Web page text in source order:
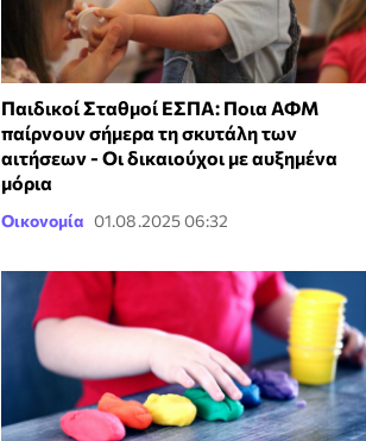
Παιδικοί Σταθμοί ΕΣΠΑ: Ποια ΑΦΜ
παίρνουν σήμερα τη σκυτάλη των
αιτήσεων - Οι δικαιούχοι με αυξημένα
μόρια
Οικονομία 01.08.2025 06:32